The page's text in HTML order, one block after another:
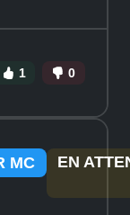
1 0
MC EN